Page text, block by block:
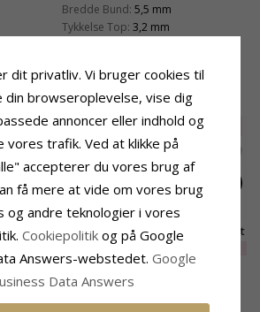
Bredde Bund: 5,5 mm
Tykkelse Top: 3,2 mm
PRODUKTER
SALE 40%
Hvid zirkon ring i
rhodineret sølv
EXTRA
UDGÅR
Hvid ring i rhodineret
EXTRA
privatliv. Vi bruger cookies til
browseroplevelse, vise dig
annoncer eller indhold og
vores trafik. Ved at klikke på
accepterer du vores brug af
få mere at vide om vores brug
og andre teknologier i vores
Cookiepolitik og på Google
Answers-webstedet. Google
Data Answers